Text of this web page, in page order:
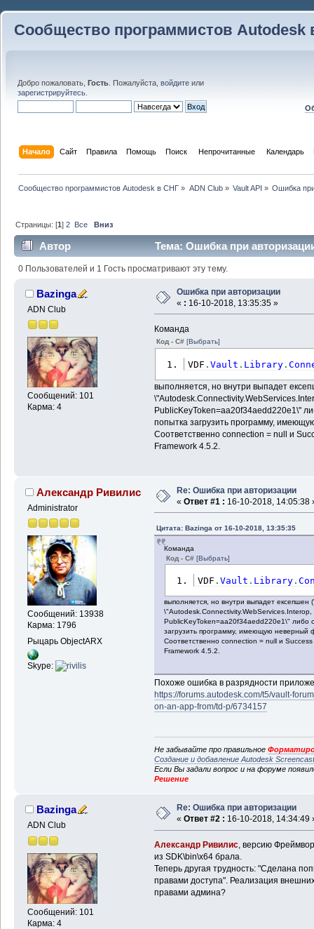
Сообщество программистов Autodesk
Добро пожаловать, Гость . Пожалуйста, войдите или
зарегистрируйтесь
Начало Сайт Правила Помощь Поиск Непрочитанные Календарь
Сообщество программистов Autodesk в СНГ » ADN Club» Vault API » Ошибка
Страницы: [1]2 Все Вниз
Автор Тема: Ошибка при
0 Пользователей и 1 Гость просматривают эту тему.
Bazinga
ADN Club
Сообщений: 101
Карма: 4
Ошибка при авторизации
« : 16-10-2018, 13:35:35 »
Команда
Код - C# [Выбрать]
VDF .Vault . Library .
выполняется, но внутри выпадет
PublicKeyToken=aa20f34aedd220e1\"
попытка загрузить программу,
Соответственно connection = null и
Framework 4.5.2.
Александр Ривилис
Administrator
Сообщений: 13938
Карма: 1796
Рыцарь ObjectARX
Skype:
Re: Ошибка при авторизации
« Ответ #1 : 16-10-2018, 14:05:38
Цитата: Bazinga от 16-10-2018, 13:35:35
Команда
Код - C# [Выбрать]
VDF .Vault . Library .
выполняется, но внутри выпадет ексепшен
PublicKeyToken=aa20f34aedd220e1\" либо
загрузить программу, имеющую неверный
Соответственно connection = null и
Framework 4.5.2.
Похоже ошибка в разрядности
https://forums.autodesk.com/t5/vault-
on-an-app-from/td-p/6734157
Не забывайте про правильное
Создание и добавление Autodesk
Если Вы задали вопрос и на форуме
Решение
Bazinga
ADN Club
Сообщений: 101
Карма: 4
Re: Ошибка при авторизации
« Ответ #2 : 16-10-2018, 14:34:49
Александр Ривилис, версию
из SDK\bin\x64 брала.
Теперь другая трудность: "Сделана
правами доступа". Реализация
правами админа?